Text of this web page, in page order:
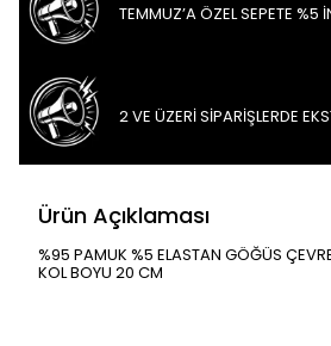
TEMMUZ’A ÖZEL SEPETE %5
2 VE ÜZERİ SİPARİŞLERDE
Ürün Açıklaması
%95 PAMUK %5 ELASTAN GÖĞÜS
KOL BOYU 20 CM